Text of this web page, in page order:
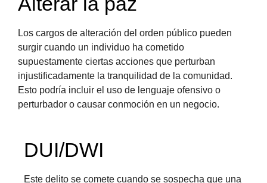
Los cargos de alteración del orden público pueden
surgir cuando un individuo ha cometido
supuestamente ciertas acciones que perturban
injustificadamente la tranquilidad de la comunidad.
Esto podría incluir el uso de lenguaje ofensivo o
perturbador o causar conmoción en un negocio.
DUI/DWI
Este delito se comete cuando se sospecha que una